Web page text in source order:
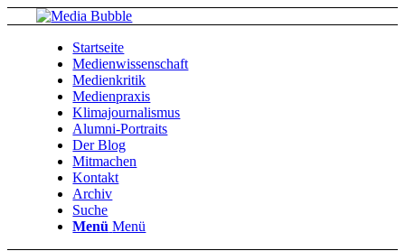
Startseite
Medienwissenschaft
Medienkritik
Medienpraxis
Klimajournalismus
Alumni-Portraits
Der Blog
Mitmachen
Kontakt
Archiv
Suche
Menü Menü